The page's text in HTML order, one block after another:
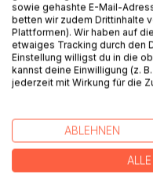
die Atmosphärein einem
zuverändern, in
und für die »kommende
dass Jesus »aufdem
undGeist eins sind«?
GeistGottes, Ruh
seines
Traditio -nen der
Essenz der SuW-Lehren
sowie gehashte E-Mail-
betten wir zudem Drittinhalte
Plattformen). Wir haben auf
etwaiges Tracking durch den
Einstellung willigst du in die
kannst deine Einwilligung (z.
jederzeit mit Wirkung für die
ABLEHNEN